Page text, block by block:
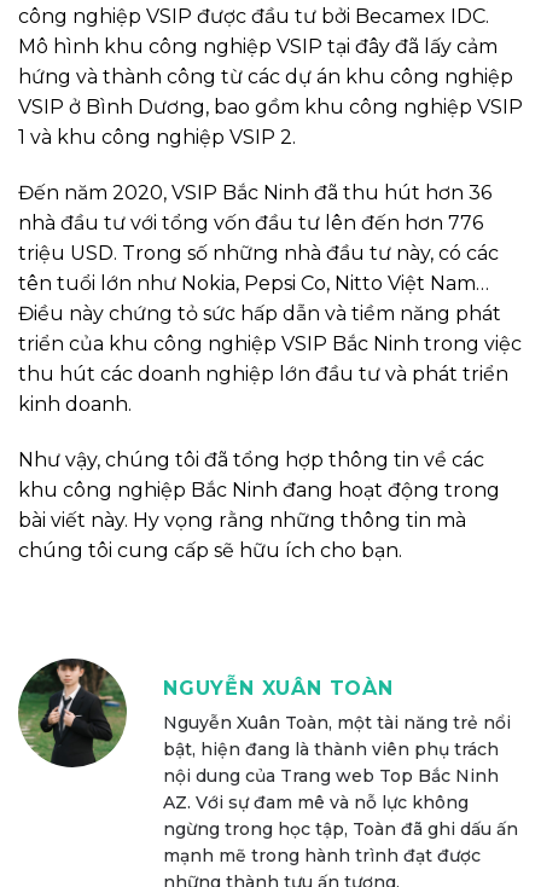
công nghiệp VSIP được đầu tư bởi Becamex IDC.
Mô hình khu công nghiệp VSIP tại đây đã lấy cảm
hứng và thành công từ các dự án khu công nghiệp
VSIP ở Bình Dương, bao gồm khu công nghiệp VSIP
1 và khu công nghiệp VSIP 2.
Đến năm 2020, VSIP Bắc Ninh đã thu hút hơn 36
nhà đầu tư với tổng vốn đầu tư lên đến hơn 776
triệu USD. Trong số những nhà đầu tư này, có các
tên tuổi lớn như Nokia, Pepsi Co, Nitto Việt Nam…
Điều này chứng tỏ sức hấp dẫn và tiềm năng phát
triển của khu công nghiệp VSIP Bắc Ninh trong việc
thu hút các doanh nghiệp lớn đầu tư và phát triển
kinh doanh.
Như vậy, chúng tôi đã tổng hợp thông tin về các
khu công nghiệp Bắc Ninh đang hoạt động trong
bài viết này. Hy vọng rằng những thông tin mà
chúng tôi cung cấp sẽ hữu ích cho bạn.
NGUYỄN XUÂN TOÀN
Nguyễn Xuân Toàn, một tài năng trẻ nổi
bật, hiện đang là thành viên phụ trách
nội dung của Trang web Top Bắc Ninh
AZ. Với sự đam mê và nỗ lực không
ngừng trong học tập, Toàn đã ghi dấu ấn
mạnh mẽ trong hành trình đạt được
những thành tựu ấn tượng.